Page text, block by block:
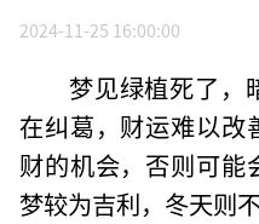
2024-11-25 16:00:00
梦见绿植死了，
在纠葛，财运难以改
财的机会，否则可能
梦较为吉利，冬天则不